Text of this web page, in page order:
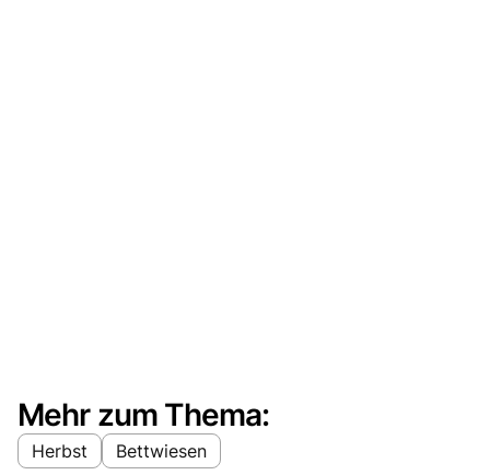
Mehr zum Thema:
Herbst Bettwiesen